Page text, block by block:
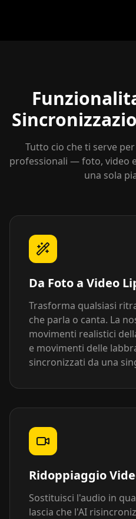
Tutto cio che ti serve
professionali — foto, video
una sola
Da Foto a Video
Trasforma qualsiasi
che parla o canta. La
movimenti realistici
e movimenti delle
sincronizzati da una
Ridoppiaggio
Sostituisci l'audio in
lascia che l'AI